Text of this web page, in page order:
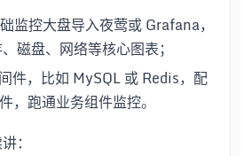
监控大盘导入夜莺或 Grafana，
磁盘、网络等核心图表；
件，比如 MySQL 或 Redis，配
，跑通业务组件监控。
：